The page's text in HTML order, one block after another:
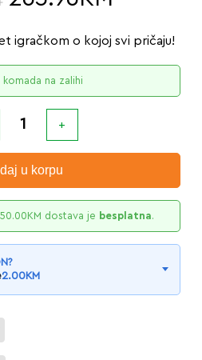
igračkom o kojoj svi pričaju!
komada na zalihi
u korpu
KM dostava je besplatna.
2.00KM